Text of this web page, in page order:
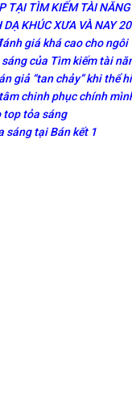
TẠI TÌM KIẾM TÀI
KHÚC XƯA VÀ NAY
giá khá cao cho
của Tìm kiếm tài
giả “tan chảy” khi thể
chinh phục chính
top tỏa sáng
sáng tại Bán kết 1